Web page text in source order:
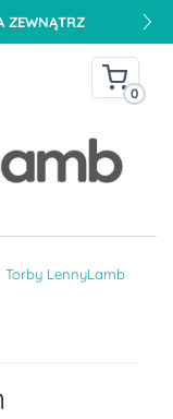
ZEWNĄTRZ
0
Torby LennyLamb